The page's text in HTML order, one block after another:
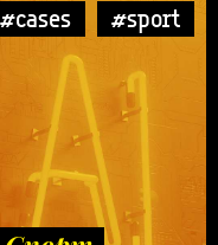
#cases #sport